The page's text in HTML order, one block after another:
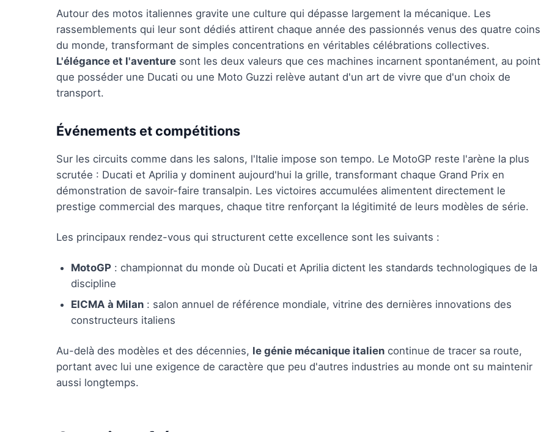
Autour des motos italiennes gravite une culture qui dépasse largement la mécanique. Les
rassemblements qui leur sont dédiés attirent chaque année des passionnés venus des quatre coins
du monde, transformant de simples concentrations en véritables célébrations collectives.
L'élégance et l'aventure sont les deux valeurs que ces machines incarnent spontanément, au point
que posséder une Ducati ou une Moto Guzzi relève autant d'un art de vivre que d'un choix de
transport.
Événements et compétitions
Sur les circuits comme dans les salons, l'Italie impose son tempo. Le MotoGP reste l'arène la plus
scrutée : Ducati et Aprilia y dominent aujourd'hui la grille, transformant chaque Grand Prix en
démonstration de savoir-faire transalpin. Les victoires accumulées alimentent directement le
prestige commercial des marques, chaque titre renforçant la légitimité de leurs modèles de série.
Les principaux rendez-vous qui structurent cette excellence sont les suivants :
MotoGP : championnat du monde où Ducati et Aprilia dictent les standards technologiques de la
discipline
EICMA à Milan : salon annuel de référence mondiale, vitrine des dernières innovations des
constructeurs italiens
Au-delà des modèles et des décennies, le génie mécanique italien continue de tracer sa route,
portant avec lui une exigence de caractère que peu d'autres industries au monde ont su maintenir
aussi longtemps.